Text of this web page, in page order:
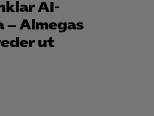
AI-
– Almegas
ut